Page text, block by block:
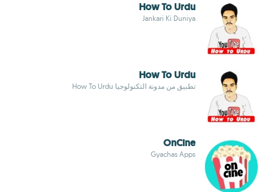
How To Urdu
Jankari Ki Duniya
How To Urdu
تطبيق من مدونة التكنولوجيا How To Urdu
OnCine
Gyachas Apps